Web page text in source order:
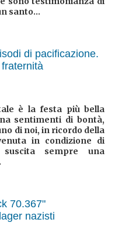
santo...
di pacificazione.
è la festa più bella
sentimenti di bontà,
di noi, in ricordo della
in condizione di
sempre una
70.367"
nazisti